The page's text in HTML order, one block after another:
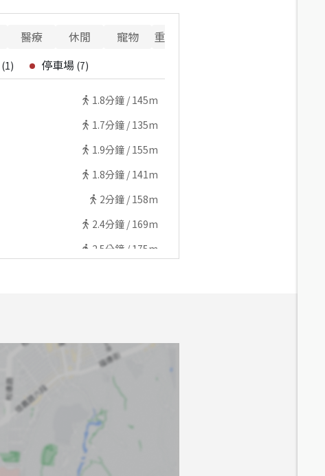
醫療 休閒 寵物
重要設施
(1) 停車場 (7)
1.8分鐘 / 145m
1.7分鐘 / 135m
1.9分鐘 / 155m
1.8分鐘 / 141m
2分鐘 / 158m
2.4分鐘 / 169m
2.5分鐘 / 175m
分鐘 /
分鐘 /
4.4